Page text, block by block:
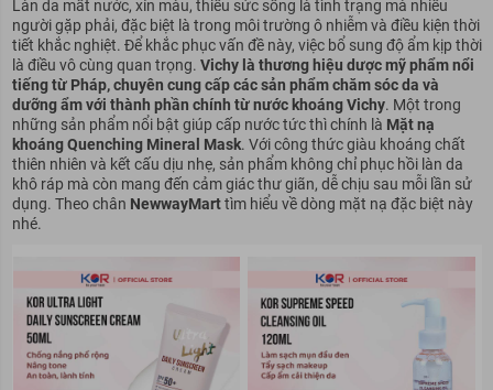
Làn da mất nước, xỉn màu, thiếu sức sống là tình trạng mà nhiều
người gặp phải, đặc biệt là trong môi trường ô nhiễm và điều kiện thời
tiết khắc nghiệt. Để khắc phục vấn đề này, việc bổ sung độ ẩm kịp thời
là điều vô cùng quan trọng. Vichy là thương hiệu dược mỹ phẩm nổi
tiếng từ Pháp, chuyên cung cấp các sản phẩm chăm sóc da và
dưỡng ẩm với thành phần chính từ nước khoáng Vichy. Một trong
những sản phẩm nổi bật giúp cấp nước tức thì chính là Mặt nạ
khoáng Quenching Mineral Mask. Với công thức giàu khoáng chất
thiên nhiên và kết cấu dịu nhẹ, sản phẩm không chỉ phục hồi làn da
khô ráp mà còn mang đến cảm giác thư giãn, dễ chịu sau mỗi lần sử
dụng. Theo chân NewwayMarttìm hiểu về dòng mặt nạ đặc biệt này
nhé.